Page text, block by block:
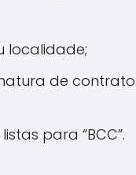
localidade;
de
para “BCC”.